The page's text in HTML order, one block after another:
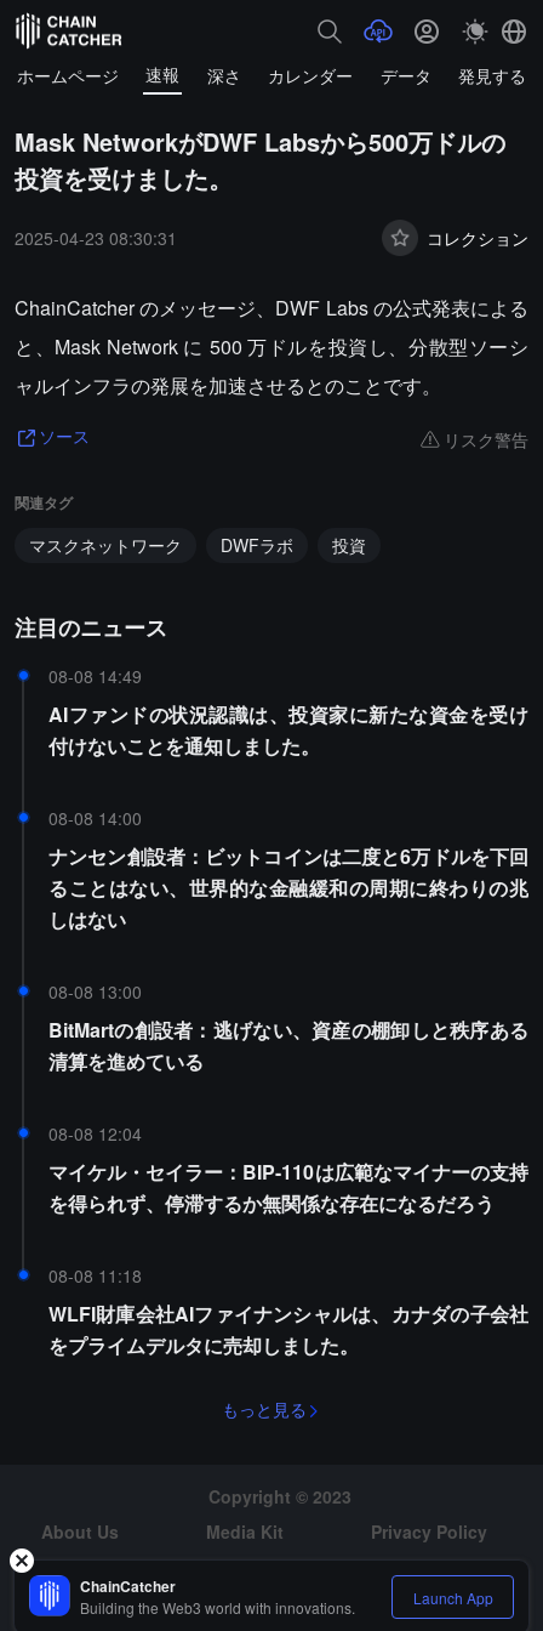
ホームページ 速報 深さ カレンダー データ 発見する
Mask NetworkがDWF Labsから500万ドルの
投資を受けました。
2025-04-23 08:30:31 コレクション
ChainCatcher のメッセージ、DWF Labs の公式発表による
と、Mask Network に 500 万ドルを投資し、分散型ソーシ
ャルインフラの発展を加速させるとのことです。
ソース リスク警告
関連タグ
マスクネットワーク DWFラボ 投資
注目のニュース
08-08 14:49
AIファンドの状況認識は、投資家に新たな資金を受け
付けないことを通知しました。
08-08 14:00
ナンセン創設者：ビットコインは二度と6万ドルを下回
ることはない、世界的な金融緩和の周期に終わりの兆
しはない
08-08 13:00
BitMartの創設者：逃げない、資産の棚卸しと秩序ある
清算を進めている
08-08 12:04
マイケル・セイラー：BIP-110は広範なマイナーの支持
を得られず、停滞するか無関係な存在になるだろう
08-08 11:18
WLFI財庫会社AIファイナンシャルは、カナダの子会社
をプライムデルタに売却しました。
もっと見る
Copyright © 2023
About Us
Media Kit
Privacy Policy
Risk Warning
Hiring
ChainCatcher
Building the Web3 world with innovations. Launch App